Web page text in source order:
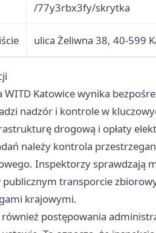
/77y3rbx3fy/skrytka
ulica Żeliwna 38, 40-599
WITD Katowice wynika
nadzór i kontrole w
drogową i opłaty
należy kontrola
Inspektorzy sprawdzają
transporcie
krajowymi.
postępowania